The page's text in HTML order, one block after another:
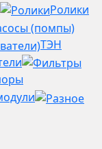
Ролики
ТЭН